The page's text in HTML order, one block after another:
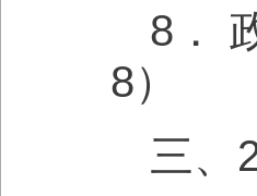
8．
8）
三、